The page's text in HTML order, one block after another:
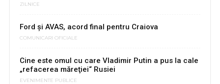
ZILNICE
Ford și AVAS, acord final pentru Craiova
COMUNICARI OFICIALE
Cine este omul cu care Vladimir Putin a pus la cale
„refacerea măreţiei“ Rusiei
EVENIMENTE PUBLICE